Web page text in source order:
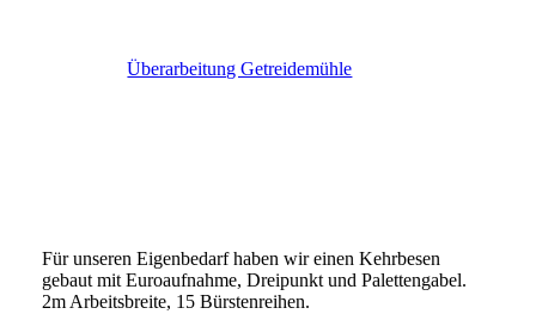
Überarbeitung Getreidemühle
Für unseren Eigenbedarf haben wir einen Kehrbesen
gebaut mit Euroaufnahme, Dreipunkt und Palettengabel.
2m Arbeitsbreite, 15 Bürstenreihen.